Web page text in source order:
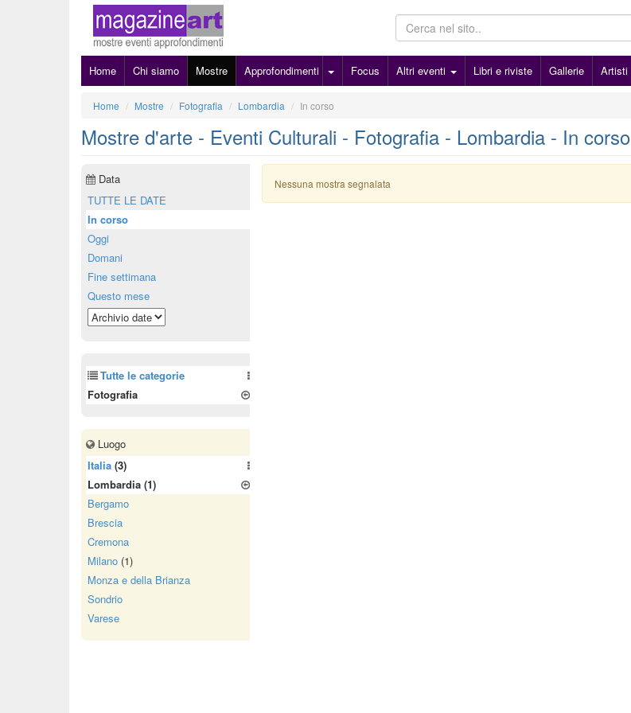
Home Chi siamo Mostre Approfondimenti Focus Altri eventi Libri e riviste Gallerie Artisti
Home Mostre Fotografia Lombardia In corso
Mostre d'arte - Eventi Culturali - Fotografia - Lombardia - In corso
Nessuna mostra segnalata
Data
TUTTE LE DATE
In corso
Oggi
Domani
Fine settimana
Questo mese
Tutte le categorie
Fotografia
Luogo
Italia (3)
Lombardia (1)
Bergamo
Brescia
Cremona
Milano (1)
Monza e della Brianza
Sondrio
Varese